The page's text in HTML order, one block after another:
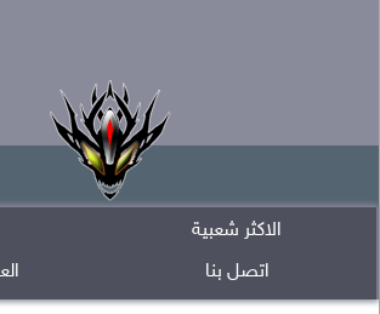
الاكثر شعبية
اتصل بنا